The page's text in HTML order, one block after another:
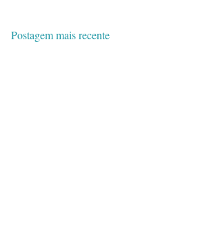
Postagem mais recente